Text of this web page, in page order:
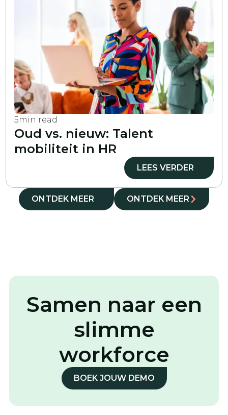
5min read
Oud vs. nieuw: Talent
mobiliteit in HR
LEES VERDER
ONTDEK MEER ONTDEK MEER
Samen naar een
slimme
workforce
BOEK JOUW DEMO